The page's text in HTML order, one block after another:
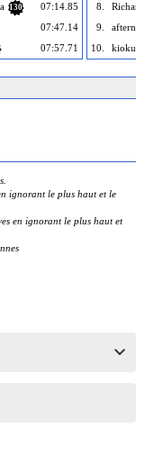
130
07:14.85
07:47.14
07:57.71
8.
9.
10.
kioku
ignorant le plus haut et le
en ignorant le plus haut et